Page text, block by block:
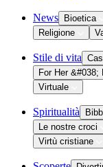
News Bioetica
Religione
Stile di vita
For Her &#038;
Virtuale
Spiritualità
Le nostre croci
Virtù cristiane